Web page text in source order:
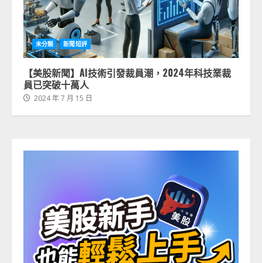
未分類 新聞短評
【美股新聞】AI技術引發裁員潮，2024年科技業裁
員已突破十萬人
2024 年 7 月 15 日